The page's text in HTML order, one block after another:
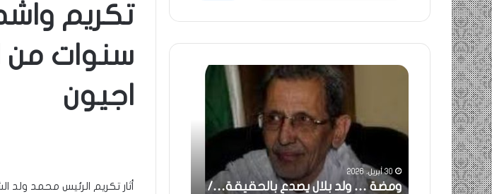
تكريم
سنوات من
اجيون
أثار تكريم الرئيس محمد
ومضة
يصدع
بونا 30 أبريل، 2026
ومضة … ولد بلال يصدع بالحقيقة…/
خاطرة : تحية تقدير خاصة لكم